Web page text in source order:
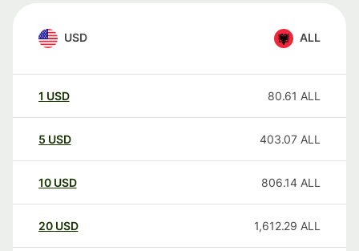
USD ALL
1 USD 80.61 ALL
5 USD 403.07 ALL
10 USD 806.14 ALL
20 USD 1,612.29 ALL